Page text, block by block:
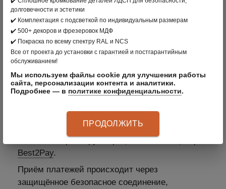
Worldwide, JCB
3. Оплата по безналичному расчету –
подходит для Юридических лиц
4. Рассрочка
карт платёжных систем Visa, MasterCard, МИР.
При оплате банковской картой безопасность
платежей гарантирует процессинговый центр
Best2Pay.
Приём платежей происходит через
защищённое безопасное соединение,
долговечности и эстетики
✔️ Комплектация с подсветкой по индивидуальным размерам
✔️ 500+ декоров и фрезеровок МДФ
✔️ Покраска по всему спектру RAL и NCS
Все от проекта до установки с гарантией и постгарантийным
обслуживанием!
Мы используем файлы cookie для улучшения работы
сайта, персонализации контента и аналитики.
Подробнее — в политике конфиденциальности.
ПРОДОЛЖИТЬ